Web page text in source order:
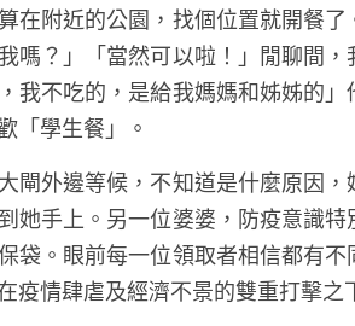
並協助他們將飯盒放入環保袋，
的母親回應，「我先去接小朋友
？見她急忙地收拾，我也不敢追
在附近的公園，找個位置就開餐了
我不吃的，是給我媽媽和姊姊的
「學生餐」。
閘外邊等候，不知道是什麼原因，